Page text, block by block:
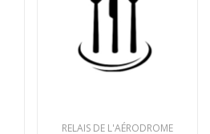
RELAIS DE L'AÉRODROME